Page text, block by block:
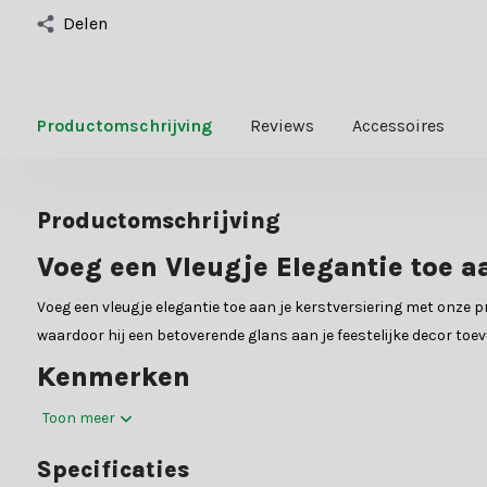
Delen
Productomschrijving Reviews Accessoires
Productomschrijving
Voeg een Vleugje Elegantie toe
Voeg een vleugje elegantie toe aan je kerstversiering met
waardoor hij een betoverende glans aan je feestelijke decor
Kenmerken
Onze Kerststrik is vervaardigd uit duurzaam polyester en
Toon meer
Specificaties